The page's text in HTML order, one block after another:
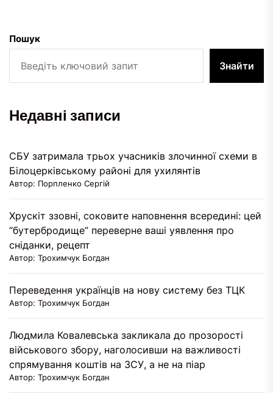
Пошук
Знайти
Недавні записи
СБУ затримала трьох учасників злочинної схеми в
Білоцерківському районі для ухилянтів
Автор: Порпленко Сергій
Хрускіт ззовні, соковите наповнення всередині: цей
“бутербродище” переверне ваші уявлення про
сніданки, рецепт
Автор: Трохимчук Богдан
Переведення українців на нову систему без ТЦК
Автор: Трохимчук Богдан
Людмила Ковалевська закликала до прозорості
військового збору, наголосивши на важливості
спрямування коштів на ЗСУ, а не на піар
Автор: Трохимчук Богдан